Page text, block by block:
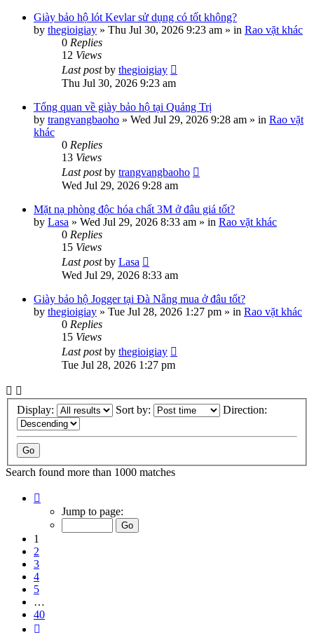
Giày bảo hộ lót Kevlar sử dụng có tốt không?
by thegioigiay » Thu Jul 30, 2026 9:23 am » in Rao vặt khác
0 Replies
12 Views
Last postby thegioigiay
Thu Jul 30, 2026 9:23 am
Tổng quan về giày bảo hộ tại Quảng Trị
by trangvangbaoho » Wed Jul 29, 2026 9:28 am » in Rao vặt
khác
0 Replies
13 Views
Last postby trangvangbaoho
Wed Jul 29, 2026 9:28 am
Mặt nạ phòng độc hóa chất 3M ở đâu giá tốt?
by Lasa » Wed Jul 29, 2026 8:33 am » in Rao vặt khác
0 Replies
15 Views
Last postby Lasa
Wed Jul 29, 2026 8:33 am
Giày bảo hộ Jogger tại Đà Nẵng mua ở đâu tốt?
by thegioigiay » Tue Jul 28, 2026 1:27 pm » in Rao vặt khác
0 Replies
15 Views
Last postby thegioigiay
Tue Jul 28, 2026 1:27 pm
Display: Sort by: Direction:
Search found more than 1000 matches
Jump to page:
1
2
3
4
5
…
40